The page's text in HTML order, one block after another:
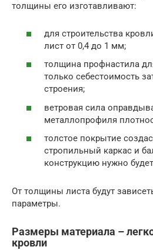
толщины его изготавливают:
для строительства
лист от 0,4 до 1 мм;
толщина профнастила
только себестоимость
строения;
ветровая сила
металлопрофиля
толстое покрытие
стропильный каркас и
конструкцию нужно
От толщины листа будут
параметры.
Размеры материала –
кровли